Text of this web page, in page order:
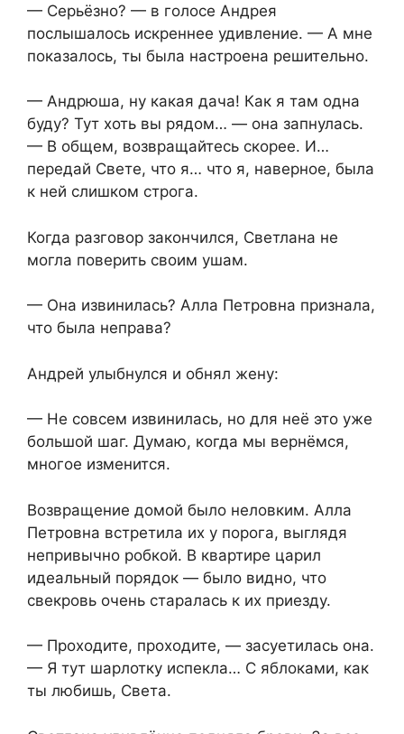
— Серьёзно? — в голосе Андрея
послышалось искреннее удивление. — А мне
показалось, ты была настроена решительно.
— Андрюша, ну какая дача! Как я там одна
буду? Тут хоть вы рядом… — она запнулась.
— В общем, возвращайтесь скорее. И…
передай Свете, что я… что я, наверное, была
к ней слишком строга.
Когда разговор закончился, Светлана не
могла поверить своим ушам.
— Она извинилась? Алла Петровна признала,
что была неправа?
Андрей улыбнулся и обнял жену:
— Не совсем извинилась, но для неё это уже
большой шаг. Думаю, когда мы вернёмся,
многое изменится.
Возвращение домой было неловким. Алла
Петровна встретила их у порога, выглядя
непривычно робкой. В квартире царил
идеальный порядок — было видно, что
свекровь очень старалась к их приезду.
— Проходите, проходите, — засуетилась она.
— Я тут шарлотку испекла… С яблоками, как
ты любишь, Света.